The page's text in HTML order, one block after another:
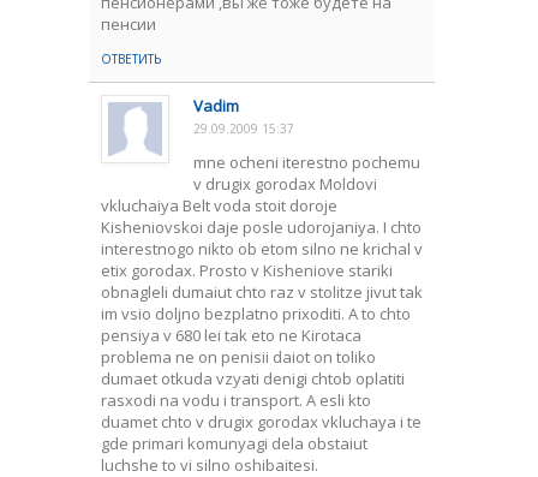
пенсии
ОТВЕТИТЬ
Vadim
29.09.2009 15:37
mne ocheni iterestno pochemu
v drugix gorodax Moldovi
vkluchaiya Belt voda stoit doroje
Kisheniovskoi daje posle udorojaniya. I chto
interestnogo nikto ob etom silno ne krichal v
etix gorodax. Prosto v Kisheniove stariki
obnagleli dumaiut chto raz v stolitze jivut tak
im vsio doljno bezplatno prixoditi. A to chto
pensiya v 680 lei tak eto ne Kirotaca
problema ne on penisii daiot on toliko
dumaet otkuda vzyati denigi chtob oplatiti
rasxodi na vodu i transport. A esli kto
duamet chto v drugix gorodax vkluchaya i te
gde primari komunyagi dela obstaiut
luchshe to vi silno oshibaitesi.